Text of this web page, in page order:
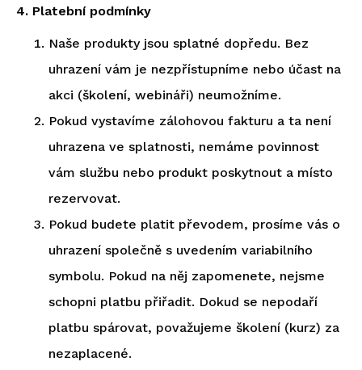
4. Platební podmínky
Naše produkty jsou splatné dopředu. Bez
uhrazení vám je nezpřístupníme nebo účast na
akci (školení, webináři) neumožníme.
Pokud vystavíme zálohovou fakturu a ta není
uhrazena ve splatnosti, nemáme povinnost
vám službu nebo produkt poskytnout a místo
rezervovat.
Pokud budete platit převodem, prosíme vás o
uhrazení společně s uvedením variabilního
symbolu. Pokud na něj zapomenete, nejsme
schopni platbu přiřadit. Dokud se nepodaří
platbu spárovat, považujeme školení (kurz) za
nezaplacené.